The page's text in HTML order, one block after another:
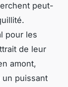
peut-
pour les
de leur
amont,
puissant